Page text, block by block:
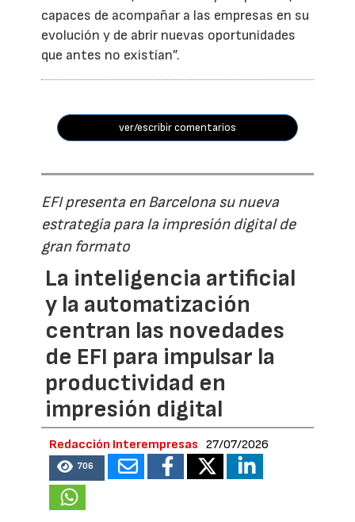
capaces de acompañar a las empresas en su
evolución y de abrir nuevas oportunidades
que antes no existían”.
ver/escribir comentarios
EFI presenta en Barcelona su nueva
estrategia para la impresión digital de
gran formato
La inteligencia artificial
y la automatización
centran las novedades
de EFI para impulsar la
productividad en
impresión digital
Redacción Interempresas 27/07/2026
706